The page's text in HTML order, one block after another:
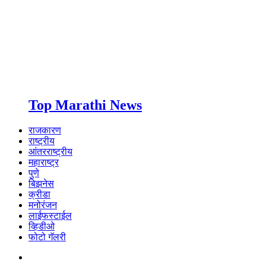
Top Marathi News
राजकारण
राष्ट्रीय
आंतरराष्ट्रीय
महाराष्ट्र
पुणे
बिझनेस
क्रीडा
मनोरंजन
लाईफस्टाईल
व्हिडीओ
फोटो गॅलरी